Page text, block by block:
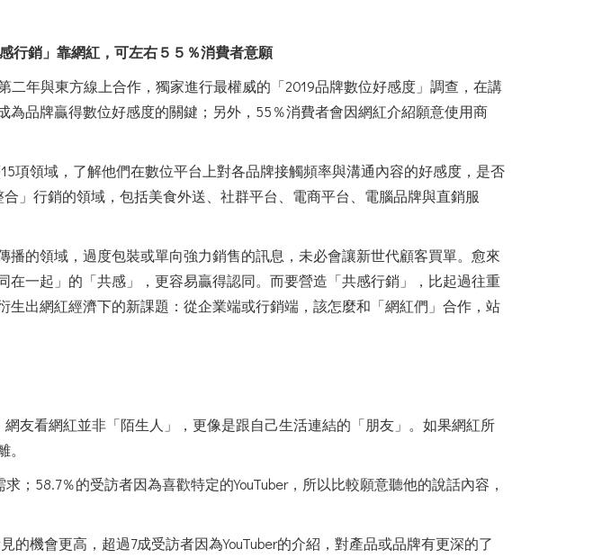
行銷」靠網紅，可左右５５％消費者意願
年與東方線上合作，獨家進行最權威的「2019品牌數位好感度」調查，在講
品牌贏得數位好感度的關鍵；另外，55％消費者會因網紅介紹願意使用商
項領域，了解他們在數位平台上對各品牌接觸頻率與溝通內容的好感度，是否
」行銷的領域，包括美食外送、社群平台、電商平台、電腦品牌與直銷服
的領域，過度包裝或單向強力銷售的訊息，未必會讓新世代顧客買單。愈來
一起」的「共感」，更容易贏得認同。而要營造「共感行銷」，比起過往重
出網紅經濟下的新課題：從企業端或行銷端，該怎麼和「網紅們」合作，站
友看網紅並非「陌生人」，更像是跟自己生活連結的「朋友」。如果網紅所
；58.7％的受訪者因為喜歡特定的YouTuber，所以比較願意聽他的說話內容，
機會更高，超過7成受訪者因為YouTuber的介紹，對產品或品牌有更深的了